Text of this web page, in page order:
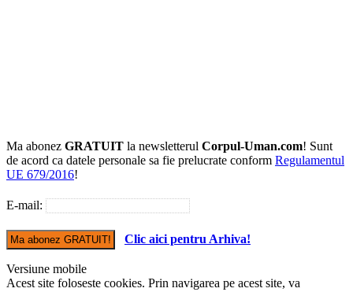
Ma abonez GRATUIT la newsletterul Corpul-Uman.com! Sunt
de acord ca datele personale sa fie prelucrate conform Regulamentul
UE 679/2016!
E-mail:
Clic aici pentru Arhiva!
Versiune mobile
Acest site foloseste cookies. Prin navigarea pe acest site, va